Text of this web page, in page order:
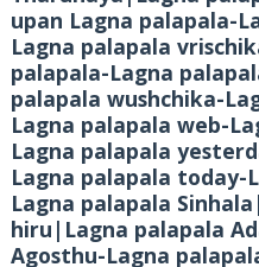
upan Lagna palapala-
Lagna palapala
palapala-Lagna
palapala wushchika-
Lagna palapala web-
Lagna palapala
Lagna palapala today-
Lagna palapala
hiru|Lagna palapala
Agosthu-Lagna